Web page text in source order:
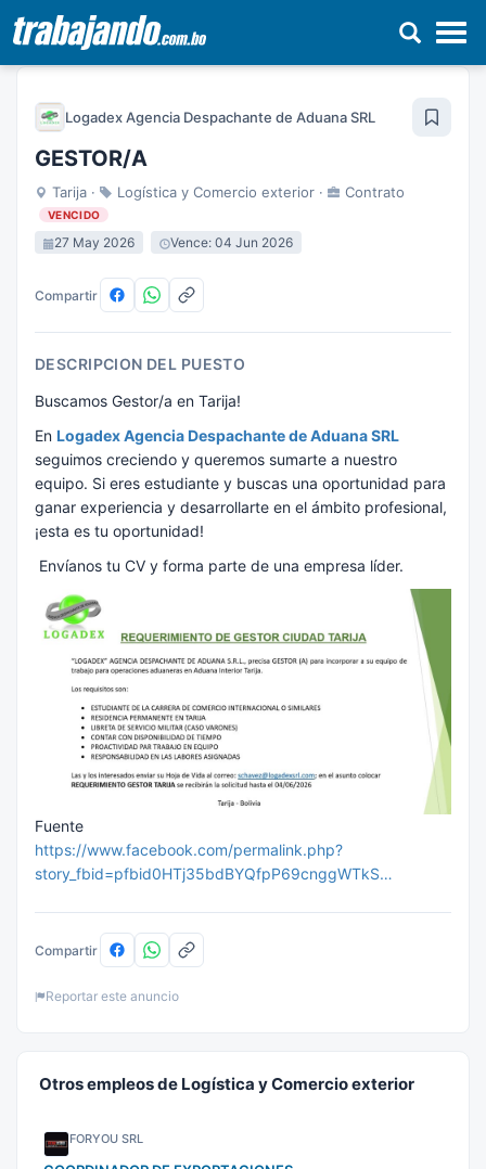
Pasar
contenidoLogadex Agencia Despachante de Aduana SRL
GESTOR/A
Tarija · Logística y Comercio exterior · Contrato
VENCIDO
27 May 2026 Vence: 04 Jun 2026
Compartir
DESCRIPCION DEL PUESTO
Buscamos Gestor/a en Tarija!
En Logadex Agencia Despachante de Aduana SRL
seguimos creciendo y queremos sumarte a nuestro
equipo. Si eres estudiante y buscas una oportunidad para
ganar experiencia y desarrollarte en el ámbito profesional,
¡esta es tu oportunidad!
Envíanos tu CV y forma parte de una empresa líder.
Fuente
https://www.facebook.com/permalink.php?
story_fbid=pfbid0HTj35bdBYQfpP69cnggWTkS…
Compartir
Reportar este anuncio
Otros empleos de Logística y Comercio exterior
FORYOU SRL